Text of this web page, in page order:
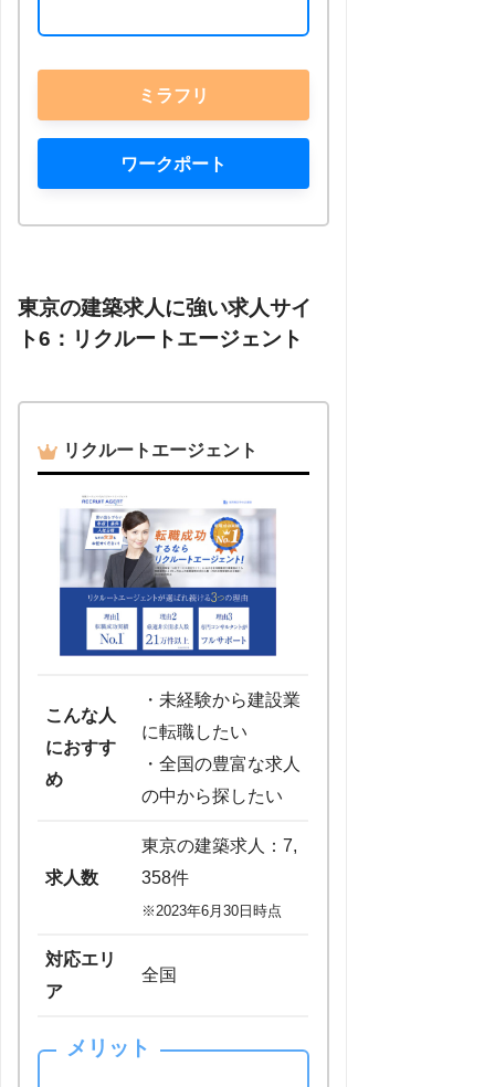
ミラフリ
ワークポート
東京の建築求人に強い求人サイ
ト6：リクルートエージェント
リクルートエージェント
こんな人
におすす
め
・未経験から建設業
に転職したい
・全国の豊富な求人
の中から探したい
求人数
東京の建築求人：7,
358件
※2023年6月30日時点
対応エリ
ア
全国
メリット